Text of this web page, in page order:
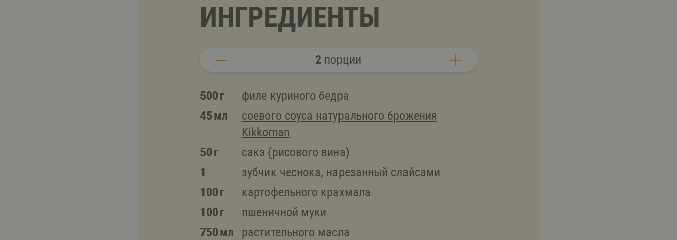
ИНГРЕДИЕНТЫ
2 порции
500 г
филе куриного бедра
45 мл
соевого соуса натурального брожения
Kikkoman
50 г
сакэ (рисового вина)
1
зубчик чеснока, нарезанный слайсами
100 г
картофельного крахмала
100 г
пшеничной муки
750 мл
растительного масла